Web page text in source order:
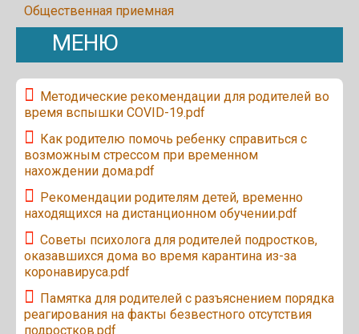
Общественная приемная
МЕНЮ
Методические рекомендации для родителей во
время вспышки COVID-19.pdf
Как родителю помочь ребенку справиться с
возможным стрессом при временном
нахождении дома.pdf
Рекомендации родителям детей, временно
находящихся на дистанционном обучении.pdf
Советы психолога для родителей подростков,
оказавшихся дома во время карантина из-за
коронавируса.pdf
Памятка для родителей с разъяснением порядка
реагирования на факты безвестного отсутствия
подростков.pdf